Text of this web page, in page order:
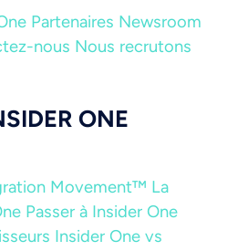
Partenaires Newsroom
nous Nous recrutons
ONE
Movement™ La
Passer à Insider One
Insider One vs